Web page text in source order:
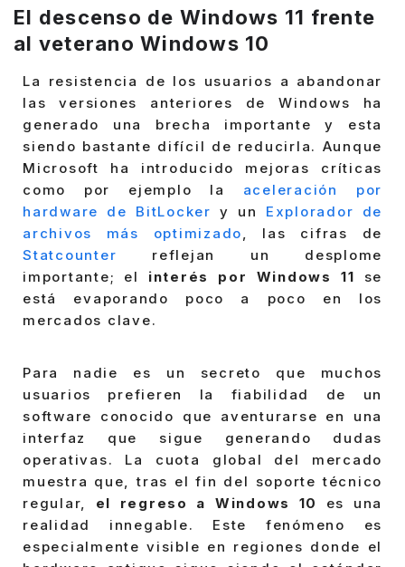
El descenso de Windows 11 frente
al veterano Windows 10
La resistencia de los usuarios a abandonar
las versiones anteriores de Windows ha
generado una brecha importante y esta
siendo bastante difícil de reducirla. Aunque
Microsoft ha introducido mejoras críticas
como por ejemplo la aceleración por
hardware de BitLocker y un Explorador de
archivos más optimizado, las cifras de
Statcounter reflejan un desplome
importante; el interés por Windows 11 se
está evaporando poco a poco en los
mercados clave.
Para nadie es un secreto que muchos
usuarios prefieren la fiabilidad de un
software conocido que aventurarse en una
interfaz que sigue generando dudas
operativas. La cuota global del mercado
muestra que, tras el fin del soporte técnico
regular, el regreso a Windows 10
es una
realidad innegable. Este fenómeno es
especialmente visible en regiones donde el